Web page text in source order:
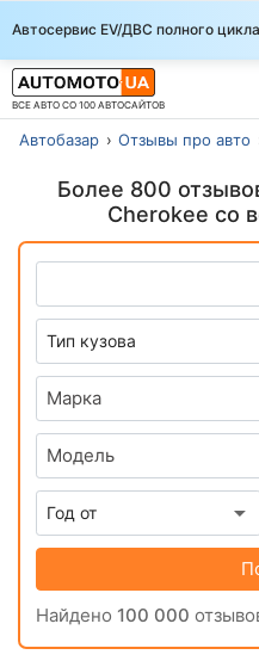
Автосервис EV/ДВС полного
ВСЕ АВТО СО 100 АВТОСАЙТОВ
Автобазар Отзывы про авто
Более 800
Cherokee со
Марка
Модель
Найдено 100 000